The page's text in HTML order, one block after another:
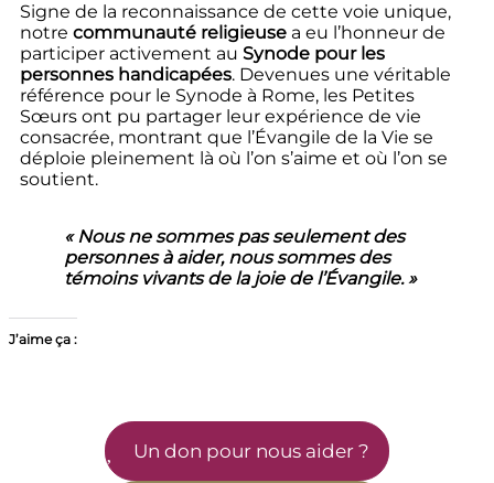
Signe de la reconnaissance de cette voie unique,
notre communauté religieuse a eu l’honneur de
participer activement au Synode pour les
personnes handicapées. Devenues une véritable
référence pour le Synode à Rome, les Petites
Sœurs ont pu partager leur expérience de vie
consacrée, montrant que l’Évangile de la Vie se
déploie pleinement là où l’on s’aime et où l’on se
soutient.
« Nous ne sommes pas seulement des
personnes à aider, nous sommes des
témoins vivants de la joie de l’Évangile. »
J’aime ça :
Un don pour nous aider ?